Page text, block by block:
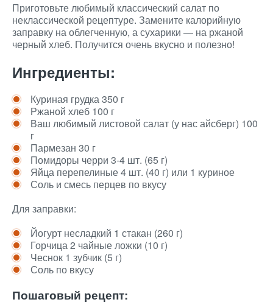
Приготовьте любимый классический салат по
неклассической рецептуре. Замените калорийную
заправку на облегченную, а сухарики — на ржаной
черный хлеб. Получится очень вкусно и полезно!
Ингредиенты:
Куриная грудка 350 г
Ржаной хлеб 100 г
Ваш любимый листовой салат (у нас айсберг) 100
г
Пармезан 30 г
Помидоры черри 3-4 шт. (65 г)
Яйца перепелиные 4 шт. (40 г) или 1 куриное
Соль и смесь перцев по вкусу
Для заправки:
Йогурт несладкий 1 стакан (260 г)
Горчица 2 чайные ложки (10 г)
Чеснок 1 зубчик (5 г)
Соль по вкусу
Пошаговый рецепт: